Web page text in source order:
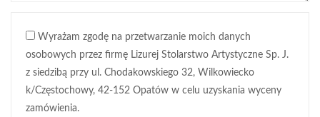
Wyrażam zgodę na przetwarzanie moich danych
osobowych przez firmę Lizurej Stolarstwo Artystyczne Sp. J.
z siedzibą przy ul. Chodakowskiego 32, Wilkowiecko
k/Częstochowy, 42-152 Opatów w celu uzyskania wyceny
zamówienia.